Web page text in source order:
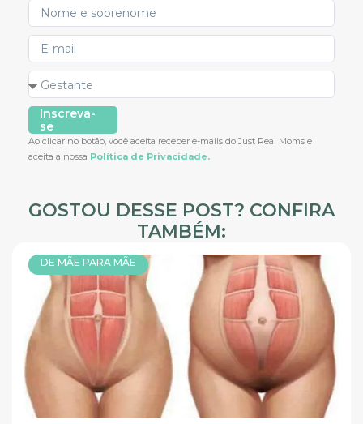
Inscreva-
se
Ao clicar no botão, você aceita receber e-mails do Just Real Moms e
aceita a nossa Política de Privacidade.
GOSTOU DESSE POST? CONFIRA
TAMBÉM:
DE MÃE PARA MÃE